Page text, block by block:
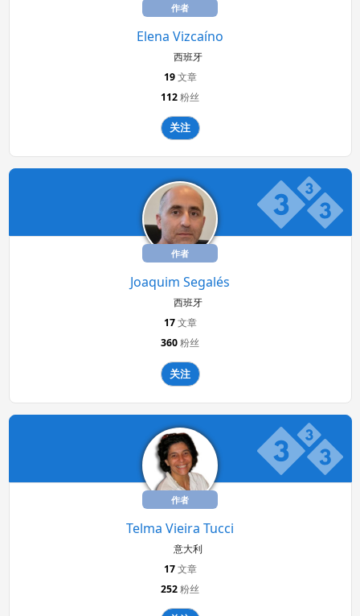
作者
Elena Vizcaíno
西班牙
19 文章
112粉丝
关注
作者
Joaquim Segalés
西班牙
17 文章
360粉丝
关注
作者
Telma Vieira Tucci
意大利
17 文章
252粉丝